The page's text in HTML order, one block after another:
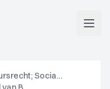
Bestuursrecht; Socialezekerheidsrecht